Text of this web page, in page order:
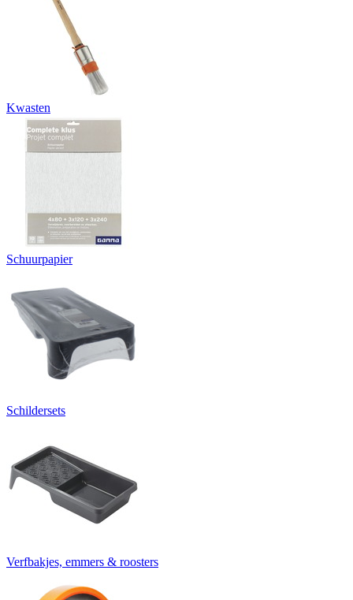
Kwasten
Schuurpapier
Schildersets
Verfbakjes, emmers & roosters